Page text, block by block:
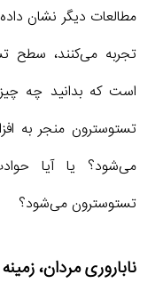
مطالعات دیگر نشان
تجربه می‌کنند، سطح
است که بدانید چه
تستوسترون منجر به
می‌شود؟ یا آیا
تستوسترون می‌شود؟
ناباروری مردان،